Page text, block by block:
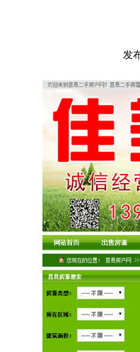
发